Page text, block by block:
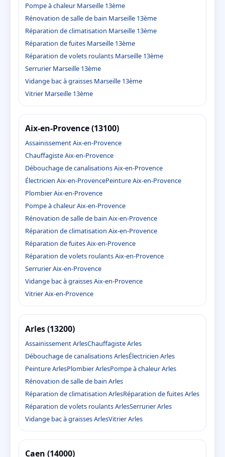
Pompe à chaleur Marseille 13ème
Rénovation de salle de bain Marseille 13ème
Réparation de climatisation Marseille 13ème
Réparation de fuites Marseille 13ème
Réparation de volets roulants Marseille 13ème
Serrurier Marseille 13ème
Vidange bac à graisses Marseille 13ème
Vitrier Marseille 13ème
Aix-en-Provence (13100)
Assainissement Aix-en-Provence
Chauffagiste Aix-en-Provence
Débouchage de canalisations Aix-en-Provence
Électricien Aix-en-ProvencePeinture Aix-en-Provence
Plombier Aix-en-Provence
Pompe à chaleur Aix-en-Provence
Rénovation de salle de bain Aix-en-Provence
Réparation de climatisation Aix-en-Provence
Réparation de fuites Aix-en-Provence
Réparation de volets roulants Aix-en-Provence
Serrurier Aix-en-Provence
Vidange bac à graisses Aix-en-Provence
Vitrier Aix-en-Provence
Arles (13200)
Assainissement ArlesChauffagiste Arles
Débouchage de canalisations ArlesÉlectricien Arles
Peinture ArlesPlombier ArlesPompe à chaleur Arles
Rénovation de salle de bain Arles
Réparation de climatisation ArlesRéparation de fuites Arles
Réparation de volets roulants ArlesSerrurier Arles
Vidange bac à graisses ArlesVitrier Arles
Caen (14000)